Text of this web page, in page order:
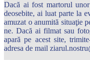
Dacă ai fost martorul
deosebite, ai luat parte la
amuzat o anumită situaţie
ne. Dacă ai filmat sau
apară pe acest site,
adresa de mail